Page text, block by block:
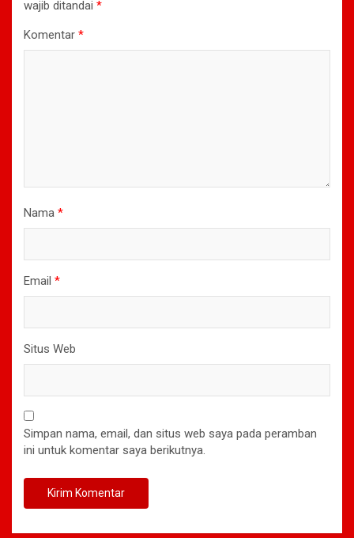
wajib ditandai *
Komentar *
Nama *
Email *
Situs Web
Simpan nama, email, dan situs web saya pada peramban
ini untuk komentar saya berikutnya.